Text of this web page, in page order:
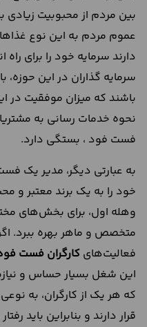
بین مردم از محبوبیت زیادی
عموم مردم به این نوع
دارند سرمایه خود را برای
سرمایه گذاران در این حوزه،
باشند که میزان موفقیت در
نحوه خدمات رسانی به
فست فود ، بستگی دارد.
به عبارتی دیگر، مدیر یک
خود را به یک برند معتبر و
وهله اول، برای بخش‌های
متخصص و ماهر بهره ببرد.
فعالیت‌های کارگران فست
این شغل بسیار حساس و
که هر یک از کارگران، به
قرار دارند و بنابراین باید